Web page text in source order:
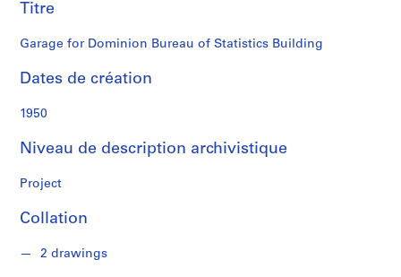
n
l
S
r
e
s
)
:
Titre
Garage for Dominion Bureau of Statistics Building
Dates de création
1950
Niveau de description archivistique
Project
Collation
2 drawings